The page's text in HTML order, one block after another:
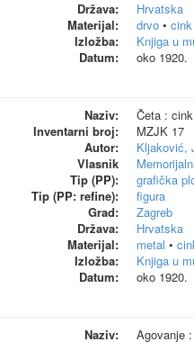
Država:
Hrvatska
Materijal:
drvo• cink
Izložba:
Knjiga u
Datum:
oko 1920.
Naziv:
Četa :
Inventarni broj:
MZJK 17
Autor:
Kljaković,
Vlasnik
Tip (PP):
grafička
Tip (PP: refine):
figura
Grad:
Zagreb
Država:
Hrvatska
Materijal:
metal •
Izložba:
Knjiga u
Datum:
oko 1920.
Naziv:
Agovanje